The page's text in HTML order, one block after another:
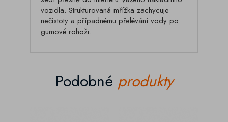
vozidla. Strukturovaná mřížka zachycuje
nečistoty a případnému přelévání vody po
gumové rohoži.
Podobné produkty